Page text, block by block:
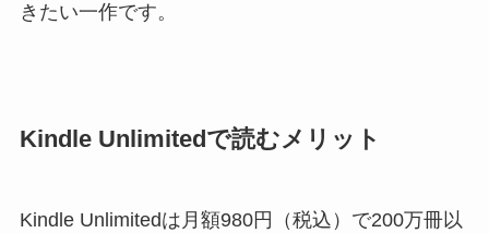
きたい一作です。
Kindle Unlimitedで読むメリット
Kindle Unlimitedは月額980円（税込）で200万冊以